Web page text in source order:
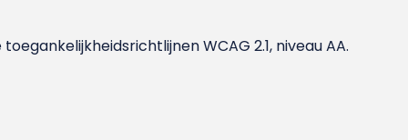
WCAG 2.1, niveau AA.